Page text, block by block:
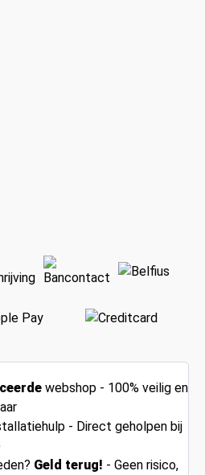
webshop - 100% veilig en
- Direct geholpen bij
Geld terug! - Geen risico,